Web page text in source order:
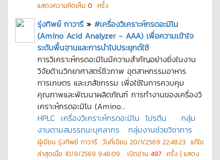
แสดงความคิดเห็น 0 ครั้ง
รุ่งทิพย์ กาวารี » #เครื่องวิเคราะห์กรดอะมิโน
(Amino Acid Analyzer - AAA) เพื่อความเข้าใจ
ระดับพื้นฐานและการนำไปประยุกต์ใช้
การวิเคราะห์กรดอะมิโนมีความสำคัญอย่างยิ่งในงาน
วิจัยด้านวิทยาศาสตร์ชีวภาพ อุตสาหกรรมอาหาร
การเกษตร และเภสัชกรรม เพื่อใช้ในการควบคุม
คุณภาพและพัฒนาผลิตภัณฑ์ การทำงานของเครื่องวิ
เคราะห์กรดอะมิโน (Amino...
HPLC เครื่องวิเคราะห์กรดอะมิโน โปรตีน
กลุ่ม
งานตามสมรรถนะบุคลากร
กลุ่มงานช่วยวิชาการ
ผู้เขียน รุ่งทิพย์ กาวารี วันที่เขียน 20/1/2569 22:48:23 แก้ไข
ล่าสุดเมื่อ 10/8/2569 9:48:09 เปิดอ่าน 497 ครั้ง | แสดง